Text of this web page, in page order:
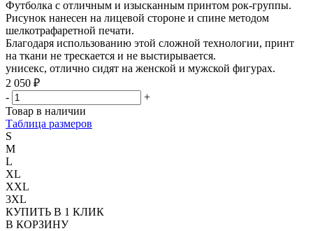
Футболка с отличным и изысканным принтом рок-группы.
Рисунок нанесен на лицевой стороне и спине методом
шелкотрафаретной печати.
Благодаря использованию этой сложной технологии, принт
на ткани не трескается и не выстирывается.
унисекс, отлично сидят на женской и мужской фигурах.
2 050 ₽
-
+
Товар в наличии
Таблица размеров
S
M
L
XL
XXL
3XL
КУПИТЬ В 1 КЛИК
В КОРЗИНУ